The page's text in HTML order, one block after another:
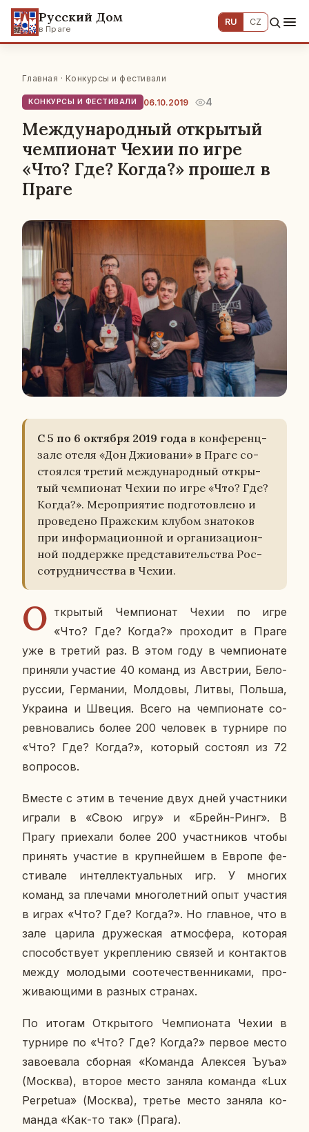
Русский Дом
в Праге
RU CZ
Главная · Конкурсы и фестивали
КОНКУРСЫ И ФЕСТИВАЛИ 06.10.2019 4
Международный открытый
чемпионат Чехии по игре
«Что? Где? Когда?» прошел в
Праге
С 5 по 6 ок­тяб­ря 2019 года в кон­фе­ренц-
зале отеля «Дон Джи­о­ва­ни» в Праге со­
сто­ял­ся третий меж­ду­на­род­ный от­кры­
тый чем­пи­о­нат Чехии по игре «Что? Где?
Когда?». Ме­ро­при­я­тие под­го­тов­ле­но и
про­ве­де­но Праж­ским клубом зна­то­ков
при ин­фор­ма­ци­он­ной и ор­га­ни­за­ци­он­
ной под­держ­ке пред­ста­ви­тель­ства Рос­
со­труд­ни­че­ства в Чехии.
О т­кры­тый Чем­пи­о­нат Чехии по игре
«Что? Где? Когда?» про­хо­дит в Праге
уже в третий раз. В этом году в чем­пи­о­на­те
при­ня­ли уча­стие 40 команд из Ав­стрии, Бе­ло­
рус­сии, Гер­ма­нии, Мол­до­вы, Литвы, Польша,
Укра­и­на и Швеция. Всего на чем­пи­о­на­те со­
рев­но­ва­лись более 200 че­ло­век в тур­ни­ре по
«Что? Где? Когда?», ко­то­рый со­сто­ял из 72
во­про­сов.
Вместе с этим в те­че­ние двух дней участ­ни­ки
играли в «Свою игру» и «Брейн-Ринг». В
Прагу при­е­ха­ли более 200 участ­ни­ков чтобы
при­нять уча­стие в круп­ней­шем в Европе фе­
сти­ва­ле ин­тел­лек­ту­аль­ных игр. У многих
команд за пле­ча­ми мно­го­лет­ний опыт уча­стия
в играх «Что? Где? Когда?». Но глав­ное, что в
зале царила дру­же­ская ат­мо­сфе­ра, ко­то­рая
спо­соб­ству­ет укреп­ле­нию связей и кон­так­тов
между мо­ло­ды­ми со­оте­че­ствен­ни­ка­ми, про­
жи­ва­ю­щи­ми в разных стра­нах.
По итогам От­кры­то­го Чем­пи­о­на­та Чехии в
тур­ни­ре по «Что? Где? Когда?» первое место
за­во­е­ва­ла сбор­ная «Ко­ман­да Алек­сея Ъуъа»
(Москва), второе место заняла ко­ман­да «Lux
Perpetua» (Москва), третье место заняла ко­
ман­да «Как-то так» (Прага).